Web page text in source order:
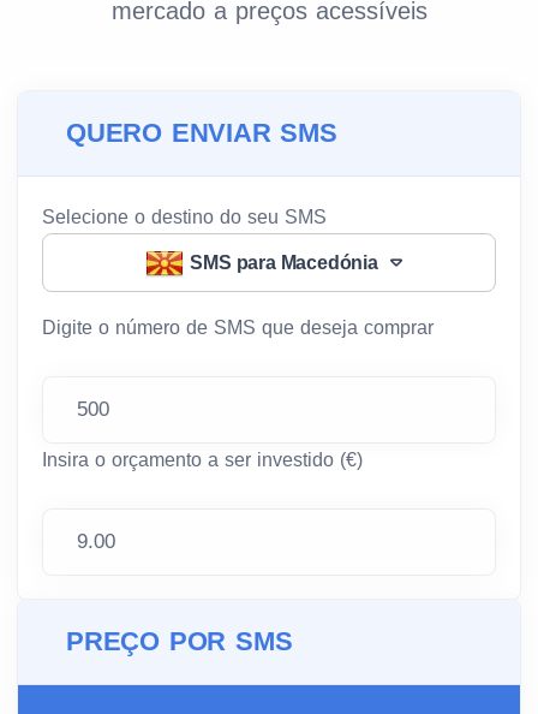
mercado a preços acessíveis
QUERO ENVIAR SMS
Selecione o destino do seu SMS
SMS para Macedónia
Digite o número de SMS que deseja comprar
Insira o orçamento a ser investido (€)
PREÇO POR SMS